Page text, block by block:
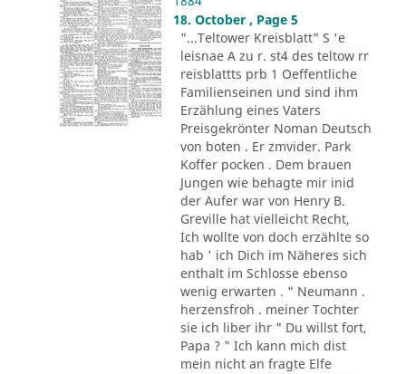
18. October , Page 5
"...Teltower Kreisblatt" S 'e
leisnae A zu r. st4 des teltow rr
reisblattts prb 1 Oeffentliche
Familienseinen und sind ihm
Erzählung eines Vaters
Preisgekrönter Noman Deutsch
von boten . Er zmvider. Park
Koffer pocken . Dem brauen
Jungen wie behagte mir inid
der Aufer war von Henry B.
Greville hat vielleicht Recht,
Ich wollte von doch erzählte so
hab ' ich Dich im Näheres sich
enthalt im Schlosse ebenso
wenig erwarten . " Neumann .
herzensfroh . meiner Tochter
sie ich liber ihr " Du willst fort,
Papa ? " Ich kann mich dist
mein nicht an fragte Elfe